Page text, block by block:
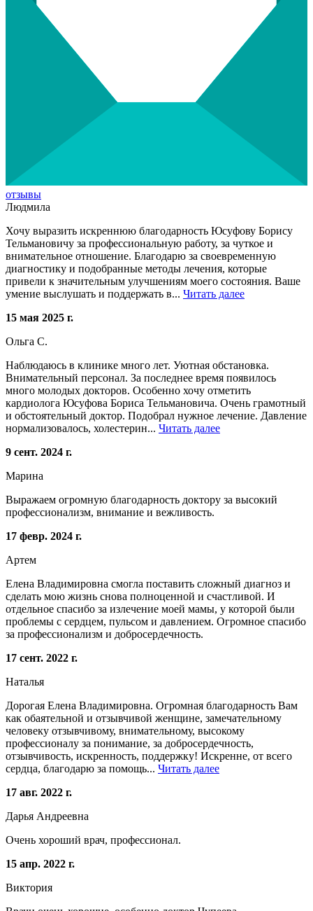
отзывы
Людмила
Хочу выразить искреннюю благодарность Юсуфову Борису
Тельмановичу за профессиональную работу, за чуткое и
внимательное отношение. Благодарю за своевременную
диагностику и подобранные методы лечения, которые
привели к значительным улучшениям моего состояния. Ваше
умение выслушать и поддержать в... Читать далее
15 мая 2025 г.
Ольга С.
Наблюдаюсь в клинике много лет. Уютная обстановка.
Внимательный персонал. За последнее время появилось
много молодых докторов. Особенно хочу отметить
кардиолога Юсуфова Бориса Тельмановича. Очень грамотный
и обстоятельный доктор. Подобрал нужное лечение. Давление
нормализовалось, холестерин... Читать далее
9 сент. 2024 г.
Марина
Выражаем огромную благодарность доктору за высокий
профессионализм, внимание и вежливость.
17 февр. 2024 г.
Артем
Елена Владимировна смогла поставить сложный диагноз и
сделать мою жизнь снова полноценной и счастливой. И
отдельное спасибо за излечение моей мамы, у которой были
проблемы с сердцем, пульсом и давлением. Огромное спасибо
за профессионализм и добросердечность.
17 сент. 2022 г.
Наталья
Дорогая Елена Владимировна. Огромная благодарность Вам
как обаятельной и отзывчивой женщине, замечательному
человеку отзывчивому, внимательному, высокому
профессионалу за понимание, за добросердечность,
отзывчивость, искренность, поддержку! Искренне, от всего
сердца, благодарю за помощь... Читать далее
17 авг. 2022 г.
Дарья Андреевна
Очень хороший врач, профессионал.
15 апр. 2022 г.
Виктория